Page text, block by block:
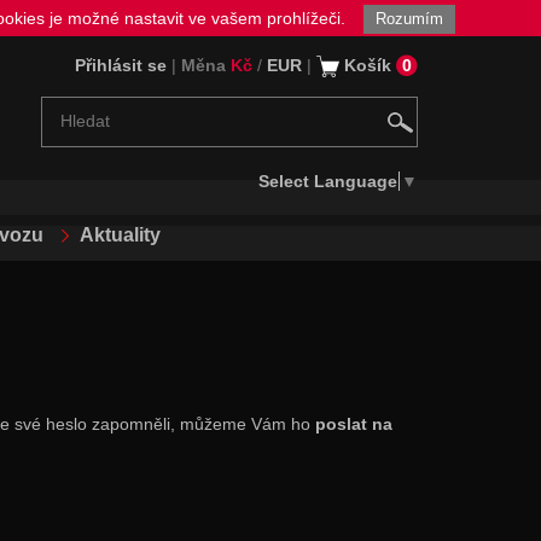
je možné nastavit ve vašem prohlížeči. Rozumím
Přihlásit se | Měna Kč / EUR | Košík 0
Select Language ▼
Aktuality
své heslo zapomněli, můžeme Vám ho poslat na